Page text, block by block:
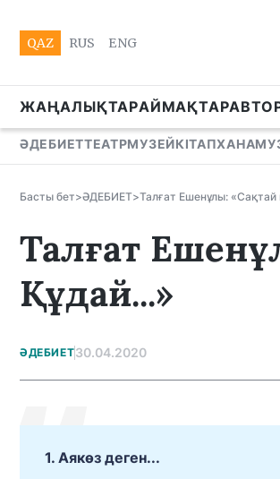
QAZ RUS ENG
ЖАҢАЛЫҚТАРАЙМАҚТАР
ӘДЕБИЕТТЕАТРМУЗЕЙКІТАПХАНА
Басты бет>ӘДЕБИЕТ>Талғат Ешенұлы: «Сақтай
Талғат
Құдай...»
ӘДЕБИЕТ30.04.2020
1. Аякөз деген...